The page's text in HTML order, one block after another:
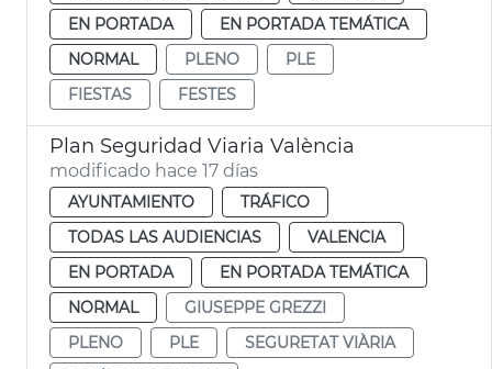
EN PORTADA
EN PORTADA TEMÁTICA
NORMAL
PLENO
PLE
FIESTAS
FESTES
Plan Seguridad Viaria València
modificado hace 17 días
AYUNTAMIENTO
TRÁFICO
TODAS LAS AUDIENCIAS
VALENCIA
EN PORTADA
EN PORTADA TEMÁTICA
NORMAL
GIUSEPPE GREZZI
PLENO
PLE
SEGURETAT VIÀRIA